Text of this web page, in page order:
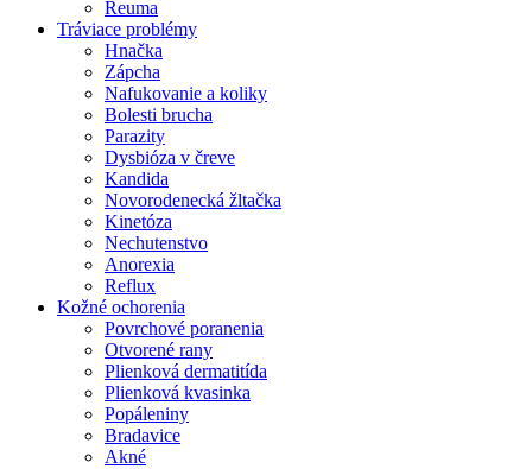
Reuma
Tráviace problémy
Hnačka
Zápcha
Nafukovanie a koliky
Bolesti brucha
Parazity
Dysbióza v čreve
Kandida
Novorodenecká žltačka
Kinetóza
Nechutenstvo
Anorexia
Reflux
Kožné ochorenia
Povrchové poranenia
Otvorené rany
Plienková dermatitída
Plienková kvasinka
Popáleniny
Bradavice
Akné